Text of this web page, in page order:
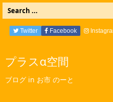
プラスα空間
ブログ in お市 のーと
Twitter Facebook